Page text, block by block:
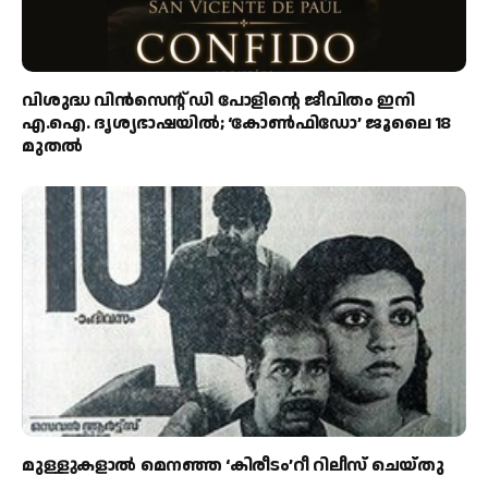
വിശുദ്ധ വിൻസെന്റ് ഡി പോളിന്റെ ജീവിതം ഇനി
എ.ഐ. ദൃശ്യഭാഷയിൽ; ‘കോൺഫിഡോ’ ജൂലൈ 18
മുതൽ
മുള്ളുകളാല്‍ മെനഞ്ഞ ‘കിരീടം’റീ റിലീസ് ചെയ്തു